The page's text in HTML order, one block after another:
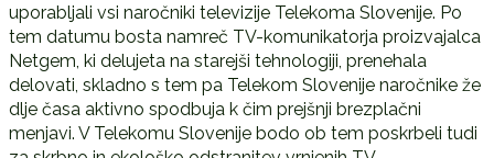
uporabljali vsi naročniki televizije Telekoma Slovenije. Po
tem datumu bosta namreč TV-komunikatorja proizvajalca
Netgem, ki delujeta na starejši tehnologiji, prenehala
delovati, skladno s tem pa Telekom Slovenije naročnike že
dlje časa aktivno spodbuja k čim prejšnji brezplačni
menjavi. V Telekomu Slovenije bodo ob tem poskrbeli tudi